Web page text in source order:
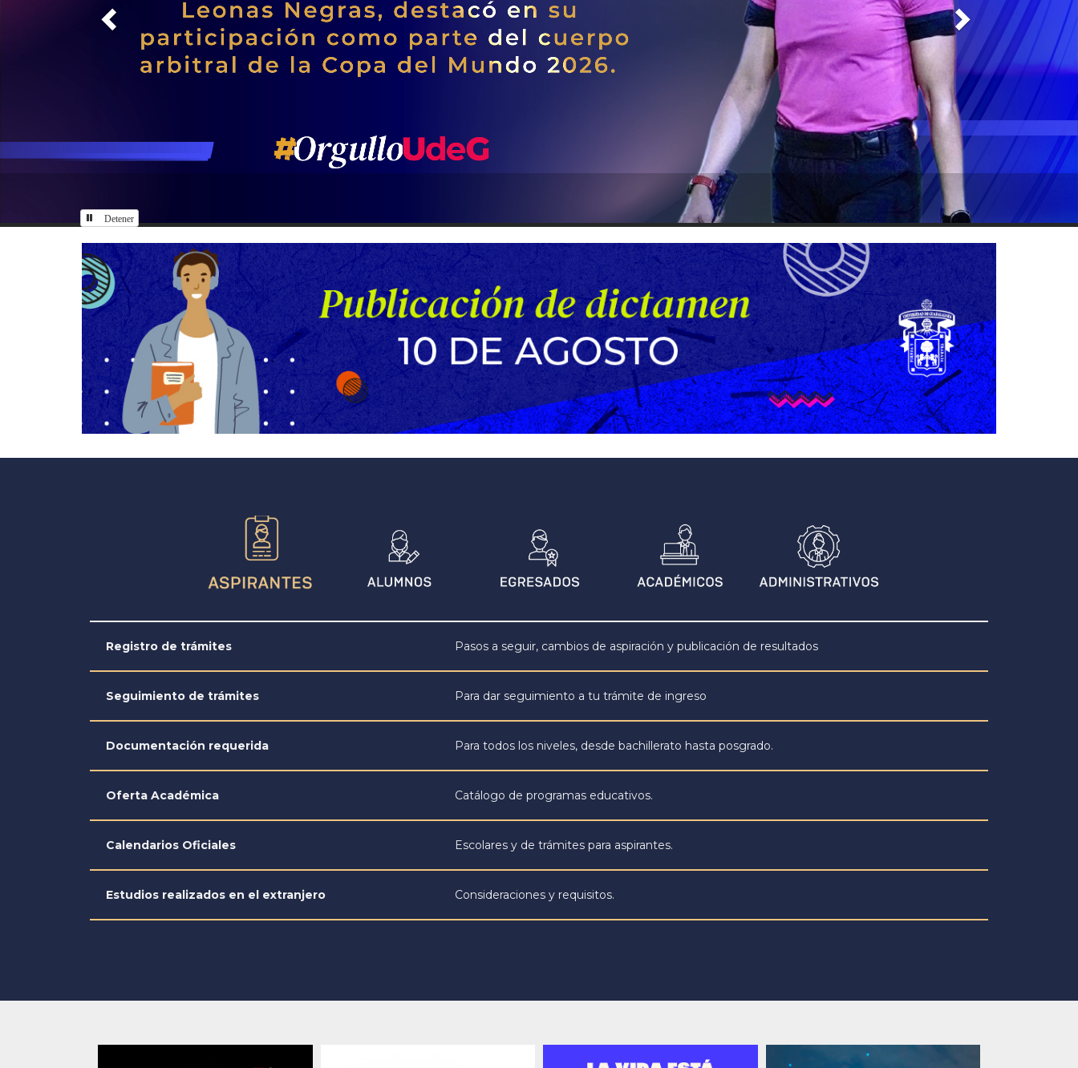
Detener
Registro de trámites Pasos a seguir, cambios de aspiración y publicación de resultados
Seguimiento de trámites Para dar seguimiento a tu trámite de ingreso
Documentación requerida Para todos los niveles, desde bachillerato hasta posgrado.
Oferta Académica Catálogo de programas educativos.
Calendarios Oficiales Escolares y de trámites para aspirantes.
Estudios realizados en el extranjero Consideraciones y requisitos.